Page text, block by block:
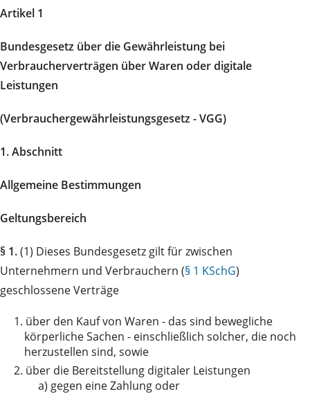
Artikel 1
Bundesgesetz über die Gewährleistung bei
Verbraucherverträgen über Waren oder digitale
Leistungen
(Verbrauchergewährleistungsgesetz - VGG)
1. Abschnitt
Allgemeine Bestimmungen
Geltungsbereich
§ 1.(1) Dieses Bundesgesetz gilt für zwischen
Unternehmern und Verbrauchern (§ 1 KSchG)
geschlossene Verträge
1. über den Kauf von Waren - das sind bewegliche
körperliche Sachen - einschließlich solcher, die noch
herzustellen sind, sowie
2. über die Bereitstellung digitaler Leistungen
a) gegen eine Zahlung oder